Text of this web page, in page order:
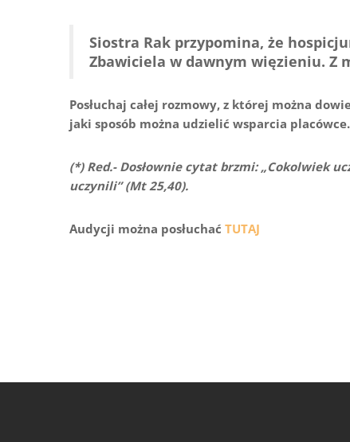
Siostra Rak przypomina, że
Zbawiciela w dawnym więzieniu. Z
Posłuchaj całej rozmowy, z której można
jaki sposób można udzielić wsparcia placówce.
(*) Red.- Dosłownie cytat brzmi: „Cokolwiek
uczynili” (Mt 25,40).
Audycji można posłuchać TUTAJ